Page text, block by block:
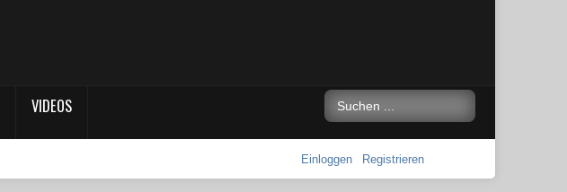
VIDEOS
Einloggen Registrieren